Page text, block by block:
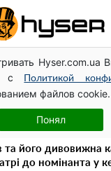
Hyser.com.ua
с
Политикой
файлов cookie.
Понял
площа стати
Києва
Олександр
бюджету через
та його дивовижна
до номінанта у